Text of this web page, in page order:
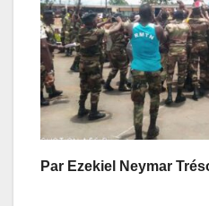
Par Ezekiel Neymar